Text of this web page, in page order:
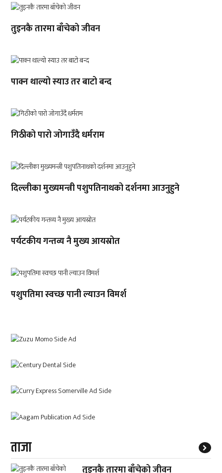
तुइनकै तारमा बाँचेको जीवन
पाक्न थाल्यो स्याउ तर बाटो बन्द
गिठीको पारो जोगाउँदै धर्मराम
दिल्लीका मुख्यमन्त्री पशुपतिनाथको दर्शनमा आउनुहुने
पर्यटकीय गन्तव्य नै मुख्य आयस्रोत
पशुपतिमा स्वच्छ पानी ल्याउन विमर्श
ताजा
तुइनकै तारमा बाँचेको जीवन